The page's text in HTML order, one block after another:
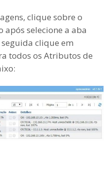
clique sobre o
após selecione a aba
seguida clique em
todos os Atributos de